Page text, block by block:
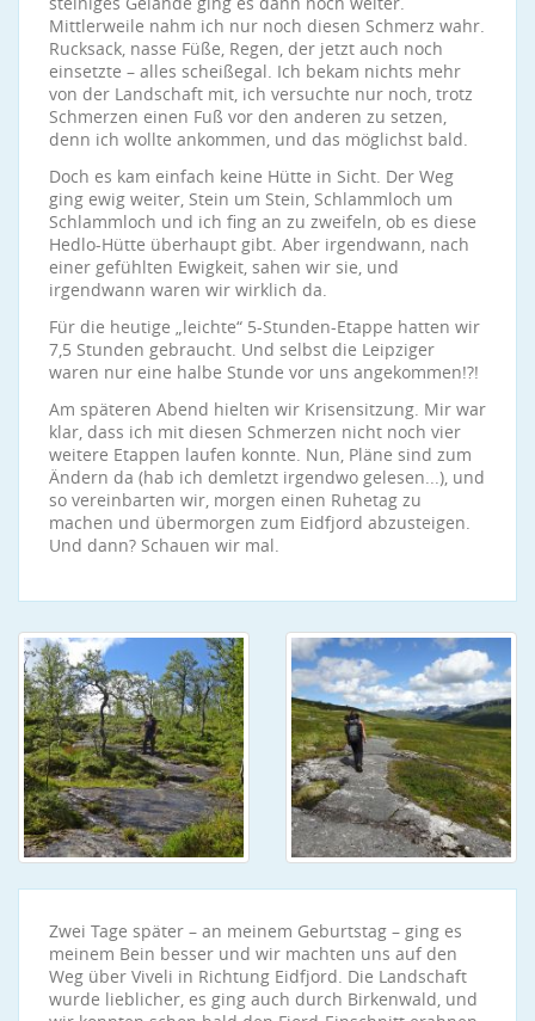
Mittlerweile nahm ich nur noch diesen Schmerz wahr.
Rucksack, nasse Füße, Regen, der jetzt auch noch
einsetzte – alles scheißegal. Ich bekam nichts mehr
von der Landschaft mit, ich versuchte nur noch, trotz
Schmerzen einen Fuß vor den anderen zu setzen,
denn ich wollte ankommen, und das möglichst bald.
Doch es kam einfach keine Hütte in Sicht. Der Weg
ging ewig weiter, Stein um Stein, Schlammloch um
Schlammloch und ich fing an zu zweifeln, ob es diese
Hedlo-Hütte überhaupt gibt. Aber irgendwann, nach
einer gefühlten Ewigkeit, sahen wir sie, und
irgendwann waren wir wirklich da.
Für die heutige „leichte“ 5-Stunden-Etappe hatten wir
7,5 Stunden gebraucht. Und selbst die Leipziger
waren nur eine halbe Stunde vor uns angekommen!?!
Am späteren Abend hielten wir Krisensitzung. Mir war
klar, dass ich mit diesen Schmerzen nicht noch vier
weitere Etappen laufen konnte. Nun, Pläne sind zum
Ändern da (hab ich demletzt irgendwo gelesen...), und
so vereinbarten wir, morgen einen Ruhetag zu
machen und übermorgen zum Eidfjord abzusteigen.
Und dann? Schauen wir mal.
Zwei Tage später – an meinem Geburtstag – ging es
meinem Bein besser und wir machten uns auf den
Weg über Viveli in Richtung Eidfjord. Die Landschaft
wurde lieblicher, es ging auch durch Birkenwald, und